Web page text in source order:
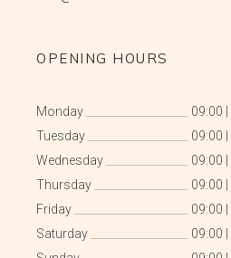
OPENING HOURS
Monday 09:00
Tuesday
09:00
Wednesday
09:00
Thursday
09:00
Friday
09:00
Saturday
09:00